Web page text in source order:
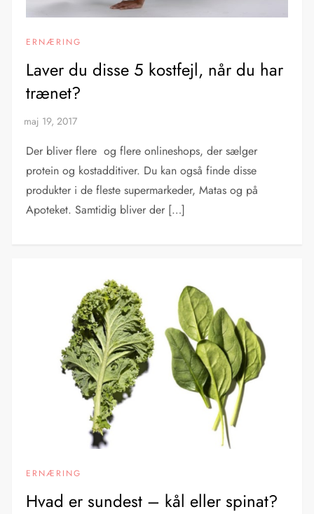
ERNÆRING
Laver du disse 5 kostfejl, når du har
trænet?
Der bliver flere og flere onlineshops, der sælger
protein og kostadditiver. Du kan også finde disse
produkter i de fleste supermarkeder, Matas og på
Apoteket. Samtidig bliver der […]
ERNÆRING
Hvad er sundest – kål eller spinat?